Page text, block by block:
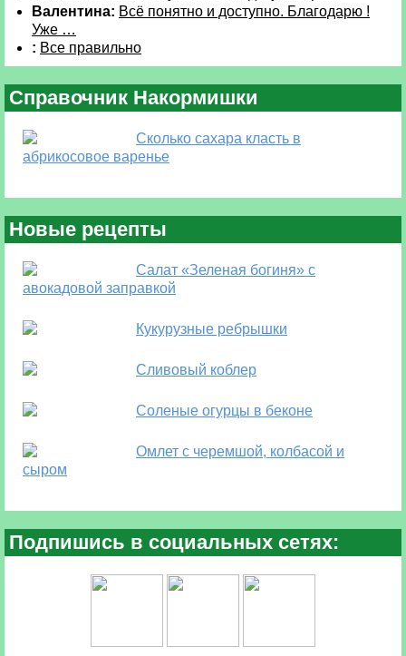
Валентина: Всё понятно и доступно. Благодарю !
Уже …
: Все правильно
Справочник Накормишки
Сколько сахара класть в
абрикосовое варенье
Новые рецепты
Салат «Зеленая богиня» с
авокадовой заправкой
Кукурузные ребрышки
Сливовый коблер
Соленые огурцы в беконе
Омлет с черемшой, колбасой и
сыром
Подпишись в социальных сетях: